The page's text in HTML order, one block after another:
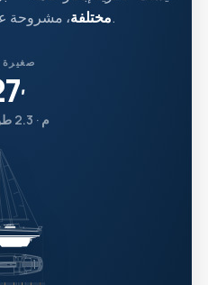
مختلفة، مشروحة على قوارب حقيقية.
01 · صغيرة
′
8.25 م · 2.3 طن